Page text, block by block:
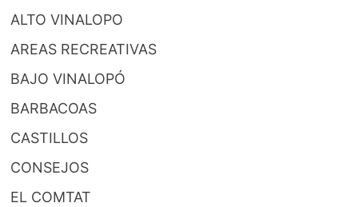
ALTO VINALOPO
AREAS RECREATIVAS
BAJO VINALOPÓ
BARBACOAS
CASTILLOS
CONSEJOS
EL COMTAT